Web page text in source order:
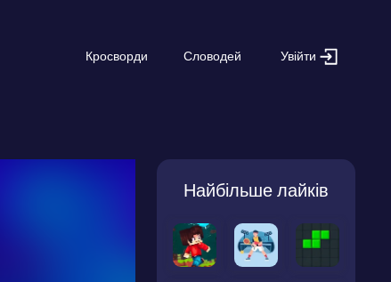
Кросворди Словодей Увійти
Найбільше лайків